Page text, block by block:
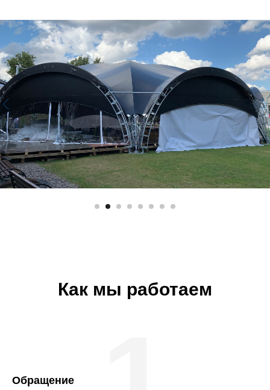
Как мы работаем
Обращение